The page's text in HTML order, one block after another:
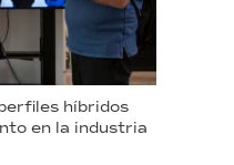
híbridos
en la industria